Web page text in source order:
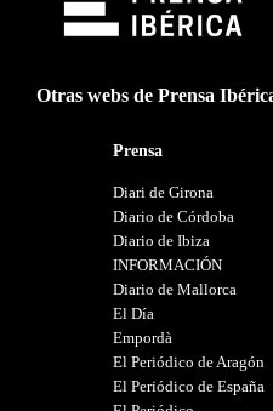
Otras webs de Prensa
Prensa
Diari de Girona
Diario de Córdoba
Diario de Ibiza
INFORMACIÓN
Diario de Mallorca
El Día
Empordà
El Periódico de Aragón
El Periódico de España